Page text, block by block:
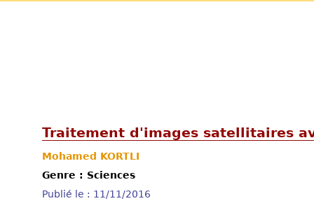
Traitement d'images satellitaires
Mohamed KORTLI
Genre : Sciences
Publié le : 11/11/2016